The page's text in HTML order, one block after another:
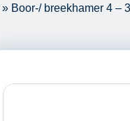
» Boor-/ breekhamer 4 –